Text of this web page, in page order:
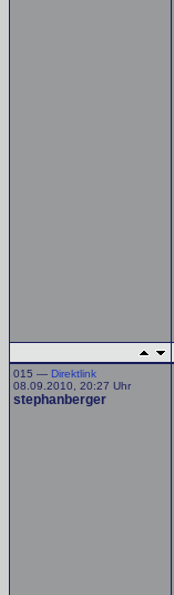
015 — Direktlink
08.09.2010, 20:27 Uhr
stephanberger